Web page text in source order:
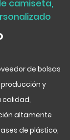
camiseta,
de bolsas
y
calidad,
altamente
de plástico,